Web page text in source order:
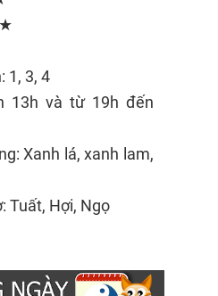
1, 3, 4
13h và từ 19h đến
Xanh lá, xanh lam,
Tuất, Hợi, Ngọ